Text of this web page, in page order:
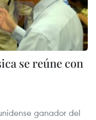
se reúne con
ganador del